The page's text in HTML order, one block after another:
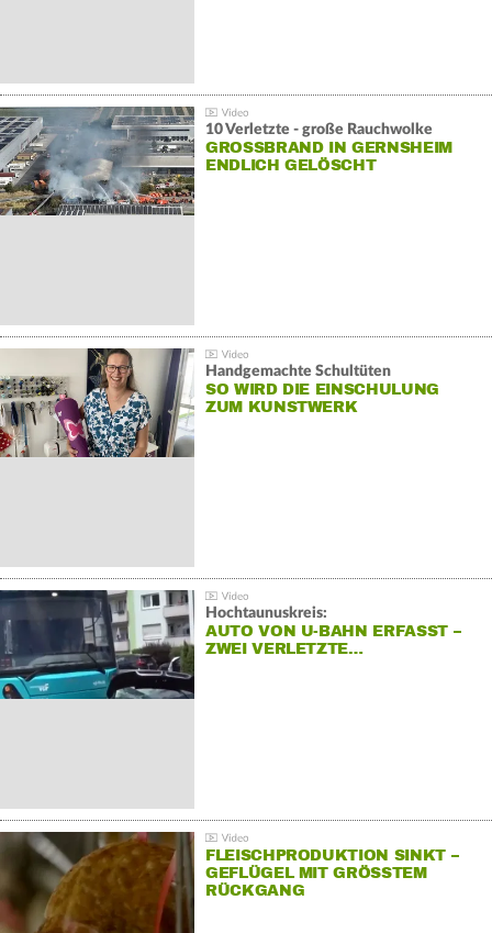
10 Verletzte - große Rauchwolke
GROSSBRAND IN GERNSHEIM E
NDLICH GELÖSCHT
Handgemachte Schultüten
SO WIRD DIE EINSCHULUNG
ZUM KUNSTWERK
Hochtaunuskreis:
AUTO VON U-BAHN ERFASST –
ZWEI VERLETZTE…
FLEISCHPRODUKTION SINKT –
GEFLÜGEL MIT GRÖSSTEM R
ÜCKGANG